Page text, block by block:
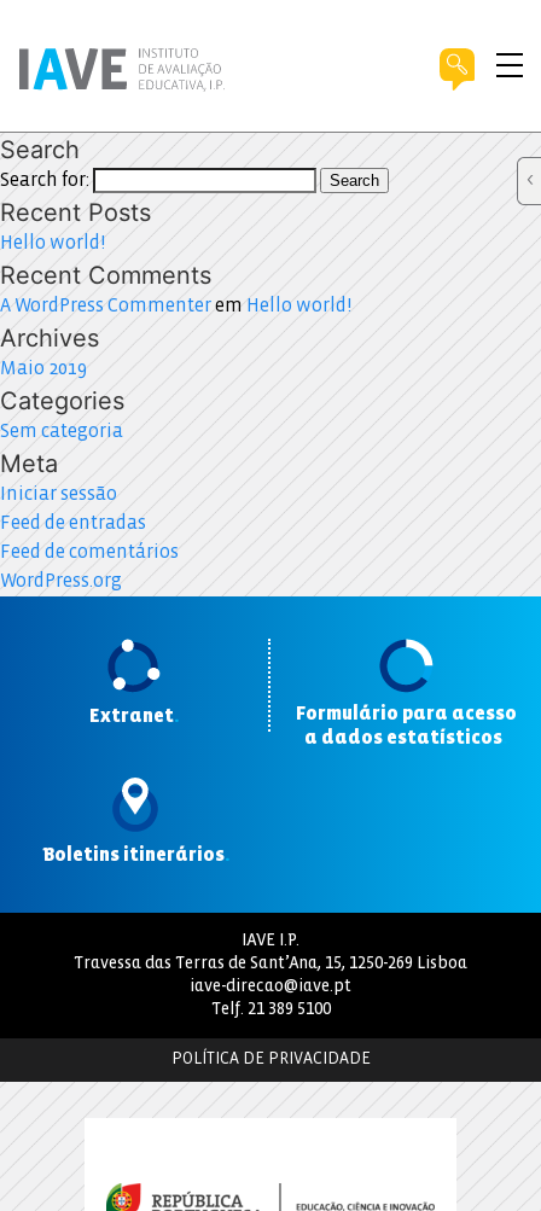
Search
Search for: Search
Recent Posts
Hello world!
Recent Comments
A WordPress Commenterem Hello world!
Archives
Maio 2019
Categories
Sem categoria
Meta
Iniciar sessão
Feed de entradas
Feed de comentários
WordPress.org
Extranet.
Formulário para acesso
a dados estatísticos
Boletins itinerários.
IAVE I.P.
Travessa das Terras de Sant’Ana, 15, 1250-269 Lisboa
iave-direcao@iave.pt
Telf. 21 389 5100
POLÍTICA DE PRIVACIDADE